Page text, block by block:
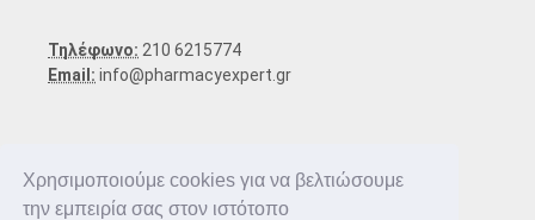
Χρησιμοποιούμε cookies για να βελτιώσουμε
την εμπειρία σας στον ιστότοπο
Τηλέφωνο: 210 6215774
Email: info@pharmacyexpert.gr